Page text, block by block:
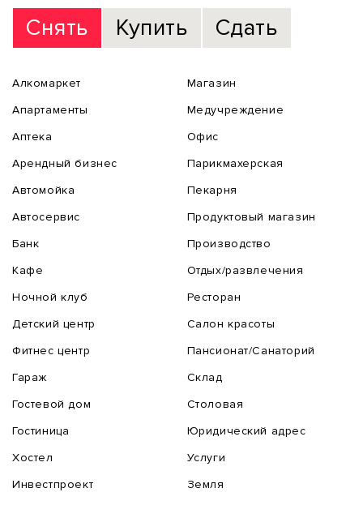
Снять
Купить Сдать
Алкомаркет
Апартаменты
Аптека
Арендный бизнес
Автомойка
Автосервис
Банк
Кафе
Ночной клуб
Детский центр
Фитнес центр
Гараж
Гостевой дом
Гостиница
Хостел
Инвестпроект
Магазин
Медучреждение
Офис
Парикмахерская
Пекарня
Продуктовый магазин
Производство
Отдых/развлечения
Ресторан
Салон красоты
Пансионат/Санаторий
Склад
Столовая
Юридический адрес
Услуги
Земля